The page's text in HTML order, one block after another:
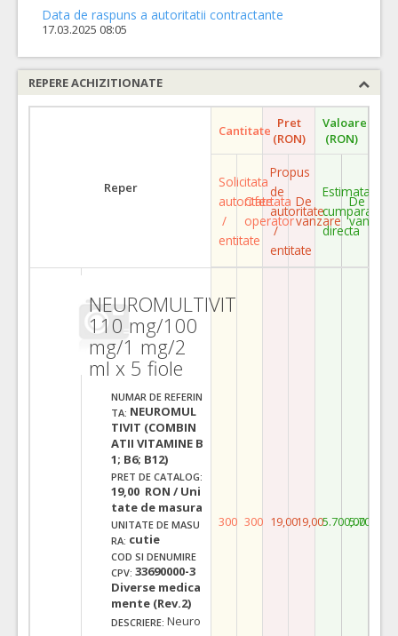
Data de raspuns a autoritatii contractante
17.03.2025 08:05
REPERE ACHIZITIONATE
Reper
Cantitate Pret
(RON)
Valoare
(RON)
Solicitata
autoritate
/
entitate
Ofertata
operator
Propus
de
autoritate
/
entitate
De
vanzare
Estimata
cumparare
directa
De
vanzare
NEUROMULTIVIT
110 mg/100
mg/1 mg/2
ml x 5 fiole
NUMAR DE REFERIN
TA: NEUROMUL
TIVIT (COMBIN
ATII VITAMINE B
1; B6; B12)
PRET DE CATALOG:
19,00 RON / Uni
tate de masura
UNITATE DE MASU
RA: cutie
COD SI DENUMIRE
CPV: 33690000-3
Diverse medica
mente (Rev.2)
DESCRIERE: Neuro
300 300 19,0019,005.700,005.700,00